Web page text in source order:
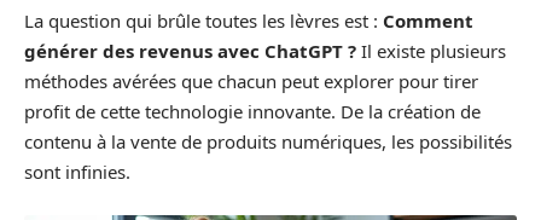
La question qui brûle toutes les lèvres est : Comment
générer des revenus avec ChatGPT ? Il existe plusieurs
méthodes avérées que chacun peut explorer pour tirer
profit de cette technologie innovante. De la création de
contenu à la vente de produits numériques, les possibilités
sont infinies.